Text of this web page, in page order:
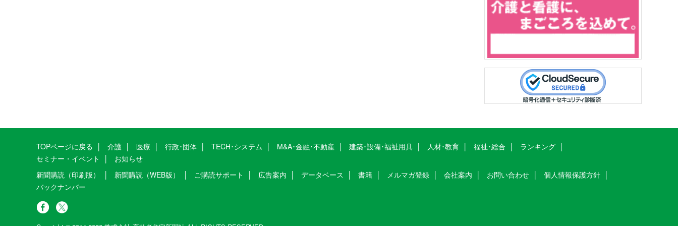
TOPページに戻る 介護 医療 行政･団体 TECH･システム M&A･金融･不動産 建築･設備･福祉用具 人材･教育 福祉･総合
ランキング
セミナー・イベント
お知らせ
新聞購読（印刷版）
新聞購読（WEB版） ご購読サポート 広告案内 データベース 書籍 メルマガ登録 会社案内 お問い合わせ
個人情報保護方針
バックナンバー